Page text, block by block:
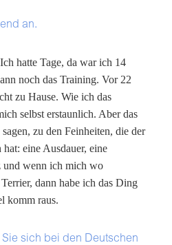
an.
hatte Tage, da war ich 14
noch das Training. Vor 22
zu Hause. Wie ich das
selbst erstaunlich. Aber das
zu den Feinheiten, die der
eine Ausdauer, eine
und wenn ich mich wo
dann habe ich das Ding
komm raus.
sich bei den Deutschen